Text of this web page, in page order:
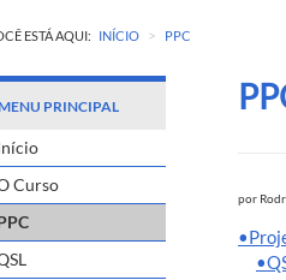
ESTÁ AQUI: INÍCIO > PPC
PRINCIPAL
Curso
por